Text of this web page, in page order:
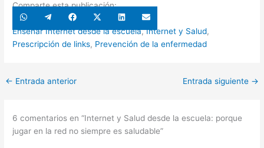
Comparte esta publicación:
Compartir
WhatsApp
Compartir
Telegram
Compartir
Facebook
Compartir
X
(Twitter)
Compartir
LinkedIn
Compartir
en
Email
Enseñar Internet desde la escuela,Internet y Salud,
Prescripción de links, Prevención de la enfermedad
← Entrada anterior Entrada siguiente →
6 comentarios en “Internet y Salud desde la escuela: porque
jugar en la red no siempre es saludable”